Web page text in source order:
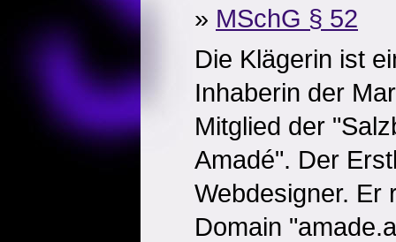
» MSchG § 52
Die Klägerin ist
Inhaberin der
Mitglied der
Amadé". Der
Webdesigner. Er
Domain